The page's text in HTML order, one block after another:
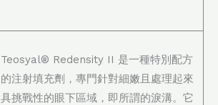
Teosyal® Redensity II 是一種特別配方
的注射填充劑，專門針對細嫩且處理起來
具挑戰性的眼下區域，即所謂的淚溝。它